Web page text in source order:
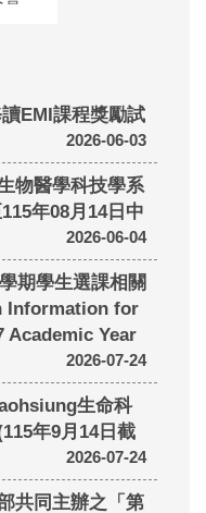
EMI課程獎勵試
2026-06-03
物醫學科技學系
年08月14日中
2026-06-04
期學生選課相關
Information for
Academic Year
2026-07-24
生命科
年9月14日截
2026-07-24
共同主辦之「第